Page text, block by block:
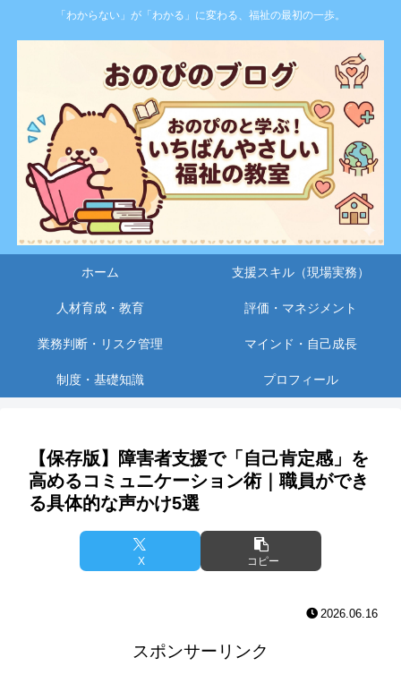
「わからない」が「わかる」に変わる、福祉の最初の一歩。
ホーム 支援スキル（現場実務）
人材育成・教育 評価・マネジメント
業務判断・リスク管理 マインド・自己成長
制度・基礎知識 プロフィール
【保存版】障害者支援で「自己肯定感」を
高めるコミュニケーション術｜職員ができ
る具体的な声かけ5選
X コピー
2026.06.16
スポンサーリンク